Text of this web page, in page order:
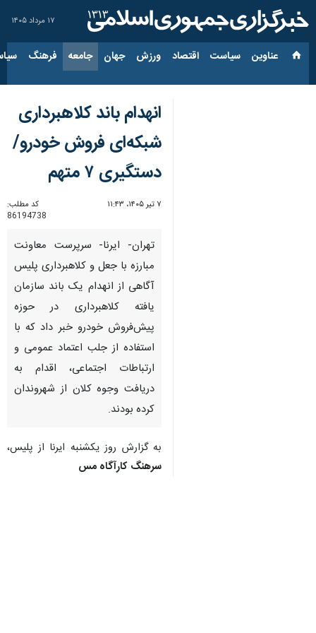
۱۷ مرداد ۱۴۰۵
عناوین‌ سیاست اقتصاد ورزش جهان جامعه فرهنگ
انهدام باند کلاهبرداری
شبکه‌ای فروش خودرو/
دستگیری ۷ متهم
۷ تیر ۱۴۰۵، ۱۱:۴۳
کد مطلب:
86194738
تهران- ایرنا- سرپرست معاونت
مبارزه با جعل و کلاهبرداری پلیس
آگاهی از انهدام یک باند سازمان‌
یافته کلاهبرداری در حوزه
پیش‌فروش خودرو خبر داد که با
استفاده از جلب اعتماد عمومی و
ارتباطات اجتماعی، اقدام به
دریافت وجوه کلان از شهروندان
کرده بودند.
به گزارش روز یکشنبه ایرنا از پلیس،
سرهنگ کارآگاه مسلم میراحمدی